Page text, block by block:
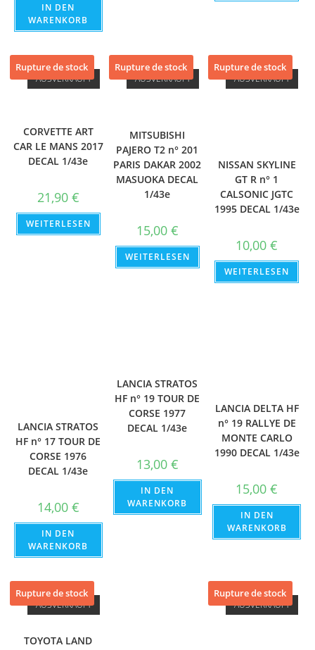
IN DEN
WARENKORB
Rupture de stock
AUSVERKAUFT
CORVETTE ART
CAR LE MANS 2017
DECAL 1/43e
21,90 €
WEITERLESEN
Rupture de stock
AUSVERKAUFT
MITSUBISHI
PAJERO T2 n° 201
PARIS DAKAR 2002
MASUOKA DECAL
1/43e
15,00 €
WEITERLESEN
Rupture de stock
AUSVERKAUFT
NISSAN SKYLINE
GT R n° 1
CALSONIC JGTC
1995 DECAL 1/43e
10,00€
WEITERLESEN
LANCIA STRATOS
HF n° 17 TOUR DE
CORSE 1976
DECAL 1/43e
14,00 €
IN DEN
WARENKORB
LANCIA STRATOS
HF n° 19 TOUR DE
CORSE 1977
DECAL 1/43e
13,00 €
IN DEN
WARENKORB
LANCIA DELTA HF
n° 19 RALLYE DE
MONTE CARLO
1990 DECAL 1/43e
15,00€
IN DEN
WARENKORB
Rupture de stock
AUSVERKAUFT
TOYOTA LAND
Rupture de stock
AUSVERKAUFT